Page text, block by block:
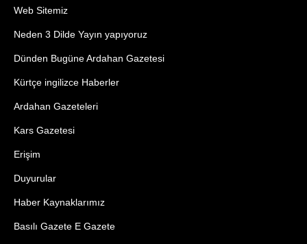
Web Sitemiz
Neden 3 Dilde Yayın yapıyoruz
Dünden Bugüne Ardahan Gazetesi
Kürtçe ingilizce Haberler
Ardahan Gazeteleri
Kars Gazetesi
Erişim
Duyurular
Haber Kaynaklarımız
Basılı Gazete E Gazete